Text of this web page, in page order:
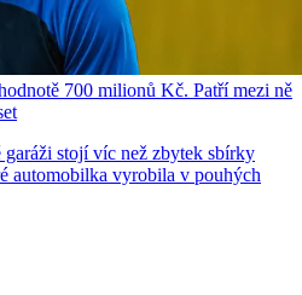
700 milionů Kč. Patří mezi ně
stojí víc než zbytek sbírky
automobilka vyrobila v pouhých